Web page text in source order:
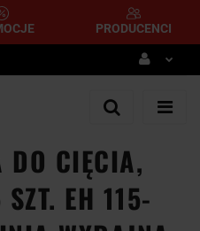
PRODUCENCI
Zaloguj się
Dodaj zgłoszenie
DO CIĘCIA,
EH 115-